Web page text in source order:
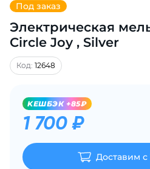
Под заказ
Электрическая
Circle Joy , Silver
Код: 12648
KЕШБЭК +85₽
1 700 ₽
Доставим с
Получайте товар
выбранный способом
списываться
по25%каждые 2 недели
Подробнее